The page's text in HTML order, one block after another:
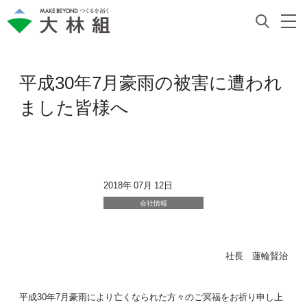
平成30年7月豪雨の被害に遭われ
ました皆様へ
2018年 07月 12日
会社情報
社長 蓮輪賢治
平成30年7月豪雨により亡くなられた方々のご冥福をお祈り申し上